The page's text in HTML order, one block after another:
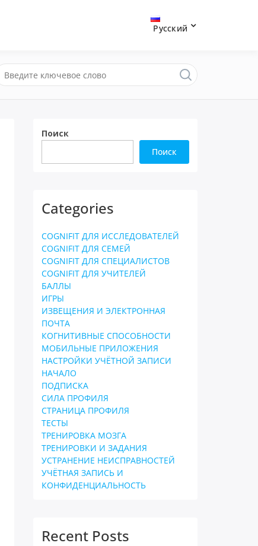
Русский
Поиск
Поиск
Categories
COGNIFIT ДЛЯ ИССЛЕДОВАТЕЛЕЙ
COGNIFIT ДЛЯ СЕМЕЙ
COGNIFIT ДЛЯ СПЕЦИАЛИСТОВ
COGNIFIT ДЛЯ УЧИТЕЛЕЙ
БАЛЛЫ
ИГРЫ
ИЗВЕЩЕНИЯ И ЭЛЕКТРОННАЯ
ПОЧТА
КОГНИТИВНЫЕ СПОСОБНОСТИ
МОБИЛЬНЫЕ ПРИЛОЖЕНИЯ
НАСТРОЙКИ УЧЁТНОЙ ЗАПИСИ
НАЧАЛО
ПОДПИСКА
СИЛА ПРОФИЛЯ
СТРАНИЦА ПРОФИЛЯ
ТЕСТЫ
ТРЕНИРОВКА МОЗГА
ТРЕНИРОВКИ И ЗАДАНИЯ
УСТРАНЕНИЕ НЕИСПРАВНОСТЕЙ
УЧЁТНАЯ ЗАПИСЬ И
КОНФИДЕНЦИАЛЬНОСТЬ
Recent Posts